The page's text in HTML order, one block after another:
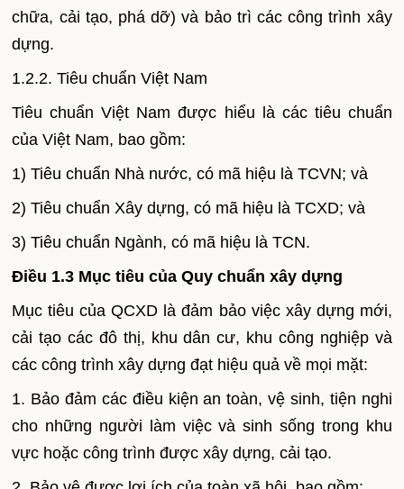
chữa, cải tạo, phá dỡ) và bảo trì các công trình xây
dựng.
1.2.2. Tiêu chuẩn Việt Nam
Tiêu chuẩn Việt Nam được hiểu là các tiêu chuẩn
của Việt Nam, bao gồm:
1) Tiêu chuẩn Nhà nước, có mã hiệu là TCVN; và
2) Tiêu chuẩn Xây dựng, có mã hiệu là TCXD; và
3) Tiêu chuẩn Ngành, có mã hiệu là TCN.
Điều 1.3 Mục tiêu của Quy chuẩn xây dựng
Mục tiêu của QCXD là đảm bảo việc xây dựng mới,
cải tạo các đô thị, khu dân cư, khu công nghiệp và
các công trình xây dựng đạt hiệu quả về mọi mặt:
1. Bảo đảm các điều kiện an toàn, vệ sinh, tiện nghi
cho những người làm việc và sinh sống trong khu
vực hoặc công trình được xây dựng, cải tạo.